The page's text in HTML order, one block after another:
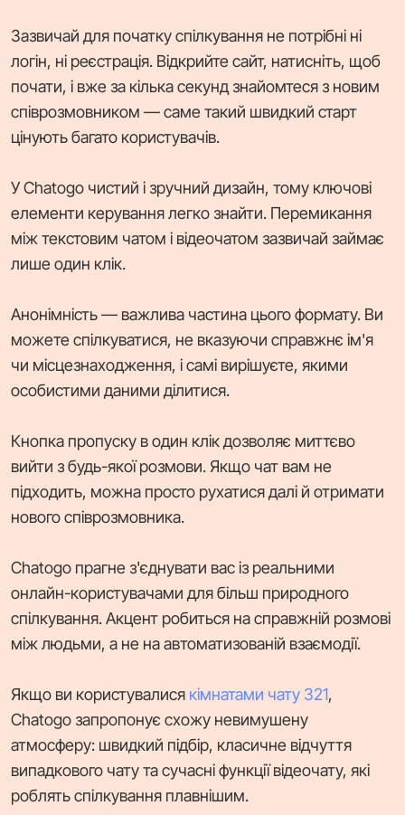
Зазвичай для початку спілкування не потрібні ні
логін, ні реєстрація. Відкрийте сайт, натисніть, щоб
почати, і вже за кілька секунд знайомтеся з новим
співрозмовником — саме такий швидкий старт
цінують багато користувачів.
У Chatogo чистий і зручний дизайн, тому ключові
елементи керування легко знайти. Перемикання
між текстовим чатом і відеочатом зазвичай займає
лише один клік.
Анонімність — важлива частина цього формату. Ви
можете спілкуватися, не вказуючи справжнє ім'я
чи місцезнаходження, і самі вирішуєте, якими
особистими даними ділитися.
Кнопка пропуску в один клік дозволяє миттєво
вийти з будь-якої розмови. Якщо чат вам не
підходить, можна просто рухатися далі й отримати
нового співрозмовника.
Chatogo прагне з'єднувати вас із реальними
онлайн-користувачами для більш природного
спілкування. Акцент робиться на справжній розмові
між людьми, а не на автоматизованій взаємодії.
Якщо ви користувалися кімнатами чату 321,
Chatogo запропонує схожу невимушену
атмосферу: швидкий підбір, класичне відчуття
випадкового чату та сучасні функції відеочату, які
роблять спілкування плавнішим.